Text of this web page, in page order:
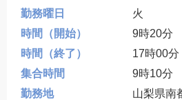
勤務曜日
火
時間（開始）
9時20分
時間（終了）
17時00分
集合時間
9時10分
勤務地
山梨県南